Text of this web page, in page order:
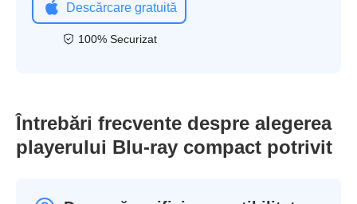
Descărcare gratuită
100% Securizat
Întrebări frecvente despre alegerea
playerului Blu-ray compact potrivit